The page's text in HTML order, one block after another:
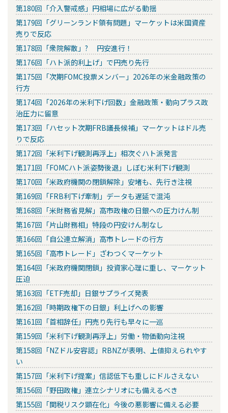
第180回「介入警戒感」円相場に広がる動揺
第179回「グリーンランド領有問題」マーケットは米国資産
売りで反応
第178回「衆院解散」? 円安進行！
第176回「ハト派的利上げ」で円売り先行
第175回「次期FOMC投票メンバー」2026年の米金融政策の
行方
第174回「2026年の米利下げ回数」金融政策・動向プラス政
治圧力に留意
第173回「ハセット次期FRB議長候補」マーケットはドル売
りで反応
第172回「米利下げ観測再浮上」相次ぐハト派発言
第171回「FOMCハト派姿勢後退」しぼむ米利下げ観測
第170回「米政府機関の閉鎖解除」安堵も、先行き注視
第169回「FRB利下げ牽制」データも遅延で混沌
第168回「米財務省見解」高市政権の日銀への圧力けん制
第167回「片山財務相」特段の円安けん制なし
第166回「自公連立解消」高市トレードの行方
第165回「高市トレード」ざわつくマーケット
第164回「米政府機関閉鎖」投資家心理に重し、マーケット
圧迫
第163回「ETF売却」日銀サプライズ発表
第162回「時期政権下の日銀」利上げへの影響
第161回「首相辞任」円売り先行も早々に一巡
第159回「米利下げ観測再浮上」労働・物価動向注視
第158回「NZドル安容認」RBNZが表明、上値抑えられやす
い
第157回「米利下げ提案」信認低下も重しにドルさえない
第156回「野田政権」連立シナリオにも備えるべき
第155回「関税リスク顕在化」今後の悪影響に備える必要